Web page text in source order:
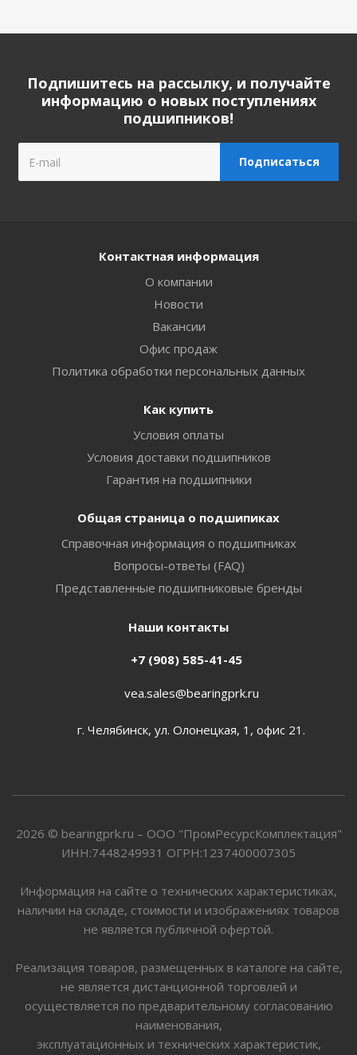
Подпишитесь на рассылку, и получайте
информацию о новых поступлениях
подшипников!
Контактная информация
О компании
Новости
Вакансии
Офис продаж
Политика обработки персональных данных
Как купить
Условия оплаты
Условия доставки подшипников
Гарантия на подшипники
Общая страница о подшипиках
Справочная информация о подшипниках
Вопросы-ответы (FAQ)
Представленные подшипниковые бренды
Наши контакты
+7 (908) 585-41-45
vea.sales@bearingprk.ru
г. Челябинск, ул. Олонецкая, 1, офис 21.
2026 © bearingprk.ru – ООО "ПромРесурсКомплектация"
ИНН:7448249931 ОГРН:1237400007305
Информация на сайте о технических характеристиках,
наличии на складе, стоимости и изображениях товаров
не является публичной офертой.
Реализация товаров, размещенных в каталоге на сайте,
не является дистанционной торговлей и
осуществляется по предварительному согласованию
наименования,
эксплуатационных и технических характеристик,